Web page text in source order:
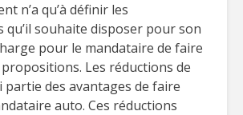
n’a qu’à définir les
souhaite disposer pour son
pour le mandataire de faire
Les réductions de
des avantages de faire
auto. Ces réductions